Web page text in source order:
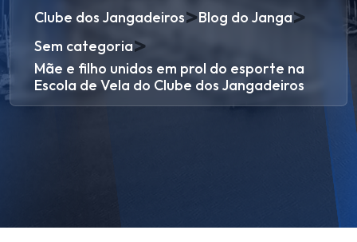
Clube dos Jangadeiros>Blog do Janga>
Sem categoria>
Mãe e filho unidos em prol do esporte na
Escola de Vela do Clube dos Jangadeiros